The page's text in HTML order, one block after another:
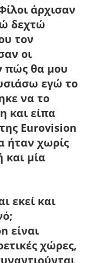
άρχισαν
δεχτώ
τον
οι
πώς θα μου
εγώ το
να το
και είπα
Eurovision
ήταν χωρίς
και μία
εκεί και
είναι
χώρες,